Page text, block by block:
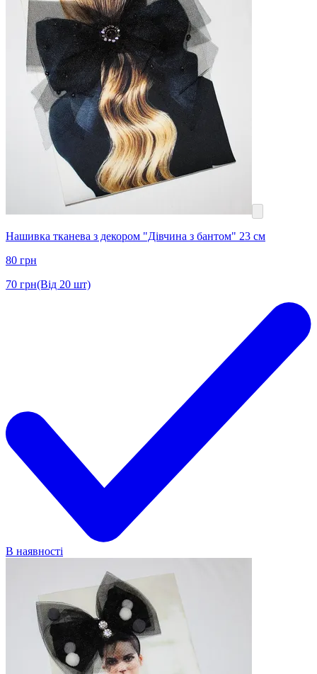
Нашивка тканева з декором "Дівчина з бантом" 23 см
80 грн
70 грн(Від 20 шт)
В наявності